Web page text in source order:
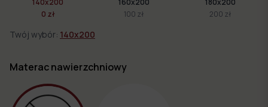
140x200
0 zł
160x200
100 zł
180x200
200 zł
Twój wybór: 140x200
Materac nawierzchniowy